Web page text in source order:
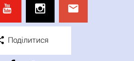
Поділитися